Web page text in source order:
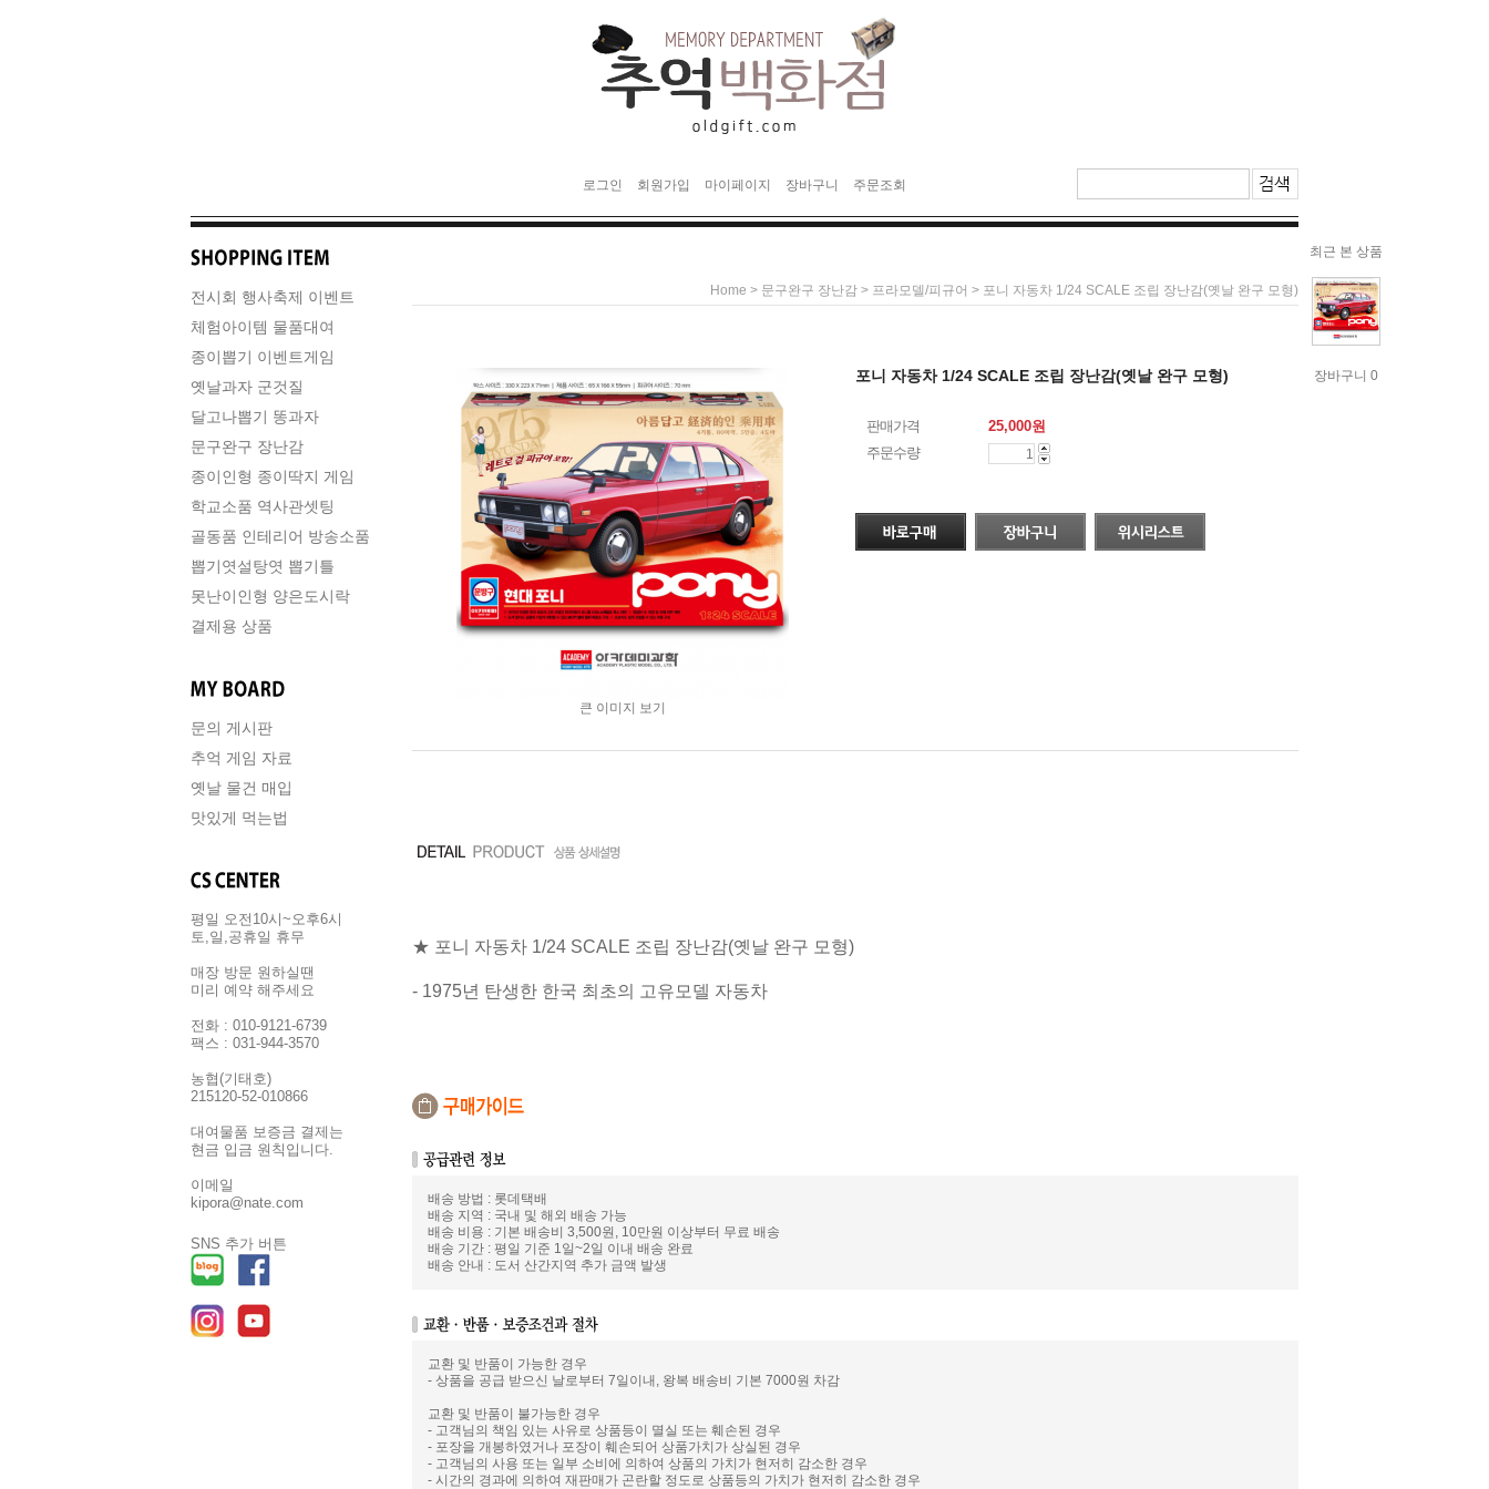
최근 본 상품
장바구니 0
로그인 회원가입 마이페이지 장바구니 주문조회
전시회 행사축제 이벤트
체험아이템 물품대여
종이뽑기 이벤트게임
옛날과자 군것질
달고나뽑기 똥과자
문구완구 장난감
종이인형 종이딱지 게임
학교소품 역사관셋팅
골동품 인테리어 방송소품
뽑기엿설탕엿 뽑기틀
못난이인형 양은도시락
결제용 상품
문의 게시판
추억 게임 자료
옛날 물건 매입
맛있게 먹는법
평일 오전10시~오후6시
토,일,공휴일 휴무
매장 방문 원하실땐
미리 예약 해주세요
전화 : 010-9121-6739
팩스 : 031-944-3570
농협(기태호)
215120-52-010866
대여물품 보증금 결제는
현금 입금 원칙입니다.
이메일
kipora@nate.com
SNS 추가 버튼
Home > 문구완구 장난감 > 프라모델/피규어 > 포니 자동차 1/24 SCALE 조립 장난감(옛날 완구 모형)
큰 이미지 보기
포니 자동차 1/24 SCALE 조립 장난감(옛날 완구 모형)
판매가격 25,000원
주문수량
★ 포니 자동차 1/24 SCALE 조립 장난감(옛날 완구 모형)
- 1975년 탄생한 한국 최초의 고유모델 자동차
배송 방법 : 롯데택배
배송 지역 : 국내 및 해외 배송 가능
배송 비용 : 기본 배송비 3,500원, 10만원 이상부터 무료 배송
배송 기간 : 평일 기준 1일~2일 이내 배송 완료
배송 안내 : 도서 산간지역 추가 금액 발생
교환 및 반품이 가능한 경우
- 상품을 공급 받으신 날로부터 7일이내, 왕복 배송비 기본 7000원 차감
교환 및 반품이 불가능한 경우
- 고객님의 책임 있는 사유로 상품등이 멸실 또는 훼손된 경우
- 포장을 개봉하였거나 포장이 훼손되어 상품가치가 상실된 경우
- 고객님의 사용 또는 일부 소비에 의하여 상품의 가치가 현저히 감소한 경우
- 시간의 경과에 의하여 재판매가 곤란할 정도로 상품등의 가치가 현저히 감소한 경우